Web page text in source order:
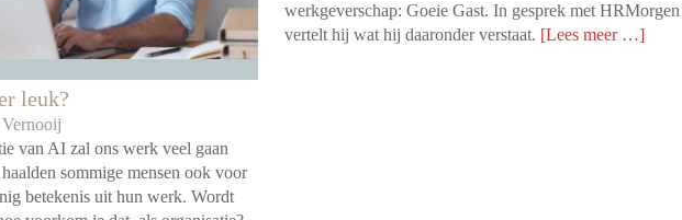
leuk?
van AI zal ons werk veel gaan
sommige mensen ook voor
betekenis uit hun werk. Wordt
werkgeverschap: Goeie Gast. In gesprek met HRMorgen
vertelt hij wat hij daaronder verstaat. [Lees meer …]